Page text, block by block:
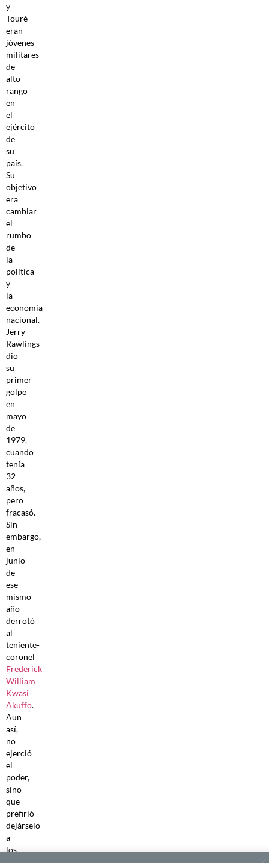
y
Touré
eran
jóvenes
militares
de
alto
rango
en
el
ejército
de
su
país.
Su
objetivo
era
cambiar
el
rumbo
de
la
política
y
la
economía
nacional.
Jerry
Rawlings
dio
su
primer
golpe
en
mayo
de
1979,
cuando
tenía
32
años,
pero
fracasó.
Sin
embargo,
en
junio
de
ese
mismo
año
derrotó
al
teniente-
coronel
Frederick
William
Kwasi
Akuffo.
Aun
así,
no
ejerció
el
poder,
sino
que
prefirió
dejárselo
a
los